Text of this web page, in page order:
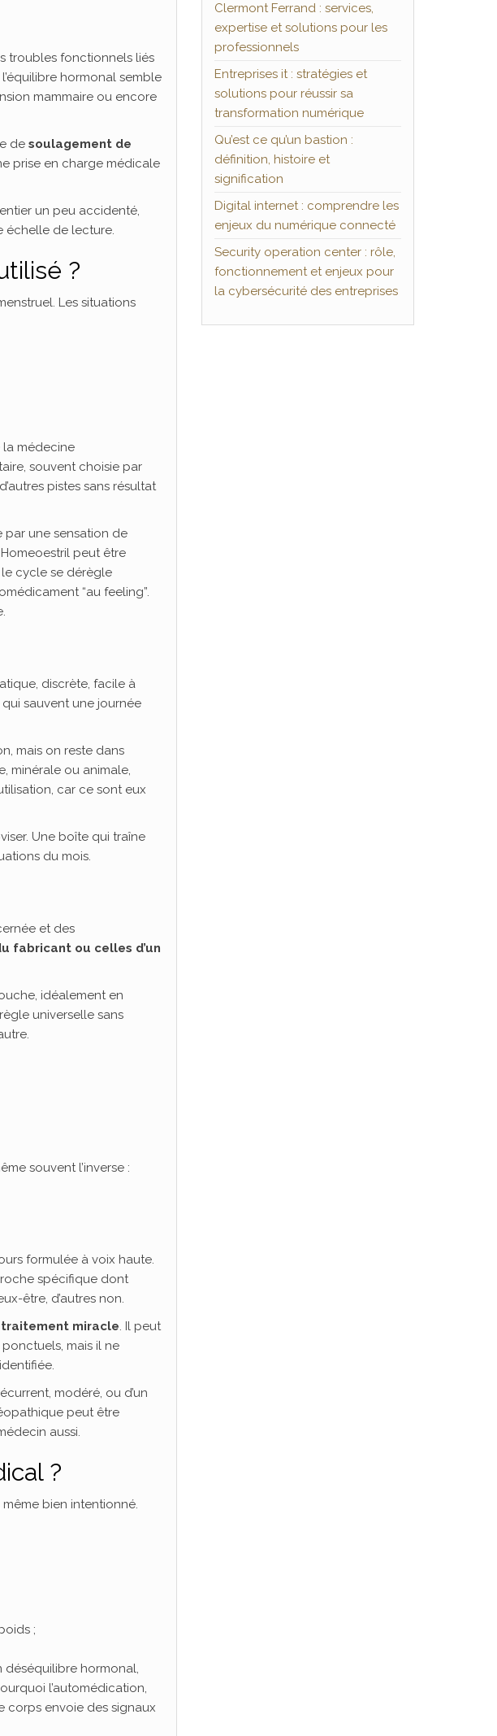
troubles fonctionnels liés
hormonal semble
mammaire ou encore
de soulagement de
prise en charge médicale
un peu accidenté,
échelle de lecture.
?
Les situations
la médecine
souvent choisie par
pistes sans résultat
par une sensation de
peut être
cycle se dérègle
“au feeling”.
discrète, facile à
sauvent une journée
mais on reste dans
minérale ou animale,
car ce sont eux
Une boîte qui traîne
du mois.
et des
fabricant ou celles d’un
idéalement en
universelle sans
souvent l’inverse :
formulée à voix haute.
spécifique dont
être, d’autres non.
miracle. Il peut
mais il ne
modéré, ou d’un
peut être
aussi.
?
bien intentionné.
;
déséquilibre hormonal,
l’automédication,
corps envoie des signaux
Clermont Ferrand : services,
expertise et solutions pour les
professionnels
Entreprises it : stratégies et
solutions pour réussir sa
transformation numérique
Qu’est ce qu’un bastion :
définition, histoire et
signification
Digital internet : comprendre les
enjeux du numérique connecté
Security operation center : rôle,
fonctionnement et enjeux pour
la cybersécurité des entreprises